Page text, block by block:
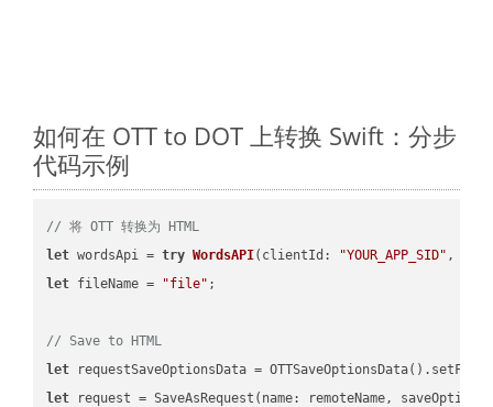
如何在 OTT to DOT 上转换 Swift：分步
代码示例
// 将 OTT 转换为 HTML
let wordsApi = try WordsAPI( clientId: "YOUR_APP_SID" ,
let fileName = "file" ;
// Save to HTML
let requestSaveOptionsData =
let request = SaveAsRequest(name: remoteName,